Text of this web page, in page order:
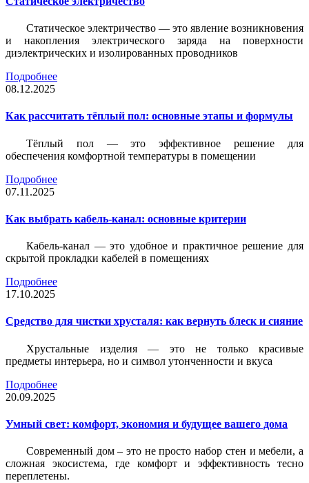
Статическое электричество — это явление возникновения
и накопления электрического заряда на поверхности
диэлектрических и изолированных проводников
Подробнее
08.12.2025
Как рассчитать тёплый пол: основные этапы и формулы
Тёплый пол — это эффективное решение для
обеспечения комфортной температуры в помещении
Подробнее
07.11.2025
Как выбрать кабель-канал: основные критерии
Кабель-канал — это удобное и практичное решение для
скрытой прокладки кабелей в помещениях
Подробнее
17.10.2025
Средство для чистки хрусталя: как вернуть блеск и сияние
Хрустальные изделия — это не только красивые
предметы интерьера, но и символ утонченности и вкуса
Подробнее
20.09.2025
Умный свет: комфорт, экономия и будущее вашего дома
Современный дом – это не просто набор стен и мебели, а
сложная экосистема, где комфорт и эффективность тесно
переплетены.